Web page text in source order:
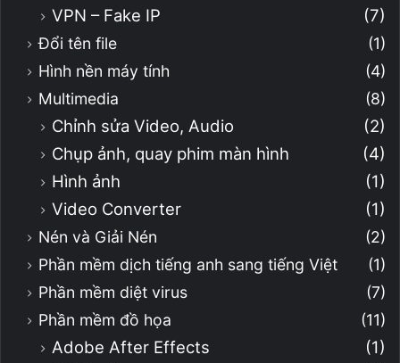
VPN – Fake IP (7)
Đổi tên file
(1)
Hình nền máy tính
(4)
Multimedia
(8)
Chỉnh sửa Video, Audio
(2)
Chụp ảnh, quay phim màn hình
(4)
Hình ảnh
(1)
Video Converter
(1)
Nén và Giải Nén
(2)
Phần mềm dịch tiếng anh sang tiếng Việt
(1)
Phần mềm diệt virus
(7)
Phần mềm đồ họa
(11)
Adobe After Effects
(1)